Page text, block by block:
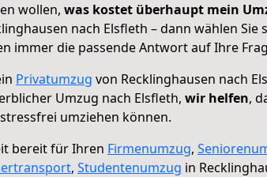
wollen, was kostet überhaupt mein
nach Elsfleth – dann wählen Sie
immer die passende Antwort auf Ihre
Privatumzug von Recklinghausen nach
Umzug nach Elsfleth, wir helfen,
umziehen können.
bereit für Ihren Firmenumzug,
, Studentenumzug in